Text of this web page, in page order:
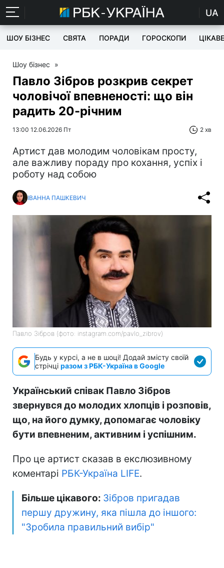
UA
ШОУ БІЗНЕС СВЯТА ПОРАДИ ГОРОСКОПИ ЦІКАВЕ
Шоу бізнес »
Павло Зібров розкрив секрет
чоловічої впевненості: що він
радить 20-річним
13:00 12.06.2026 Пт 2 хв
Артист дав молодим чоловікам просту,
але важливу пораду про кохання, успіх і
роботу над собою
ІВАННА ПАШКЕВИЧ
Павло Зібров (фото: instagram.com/pavlo_zibrov)
Будь у курсі, а не в шоці! Додай змісту своїй
стрічці разом з РБК-Україна в Google
Український співак Павло Зібров
звернувся до молодих хлопців і розповів,
що, на його думку, допомагає чоловіку
бути впевненим, активним і успішним.
Про це артист сказав в екслюзивному
коментарі РБК-Україна LIFE.
Більше цікавого: Зібров пригадав
першу дружину, яка пішла до іншого:
"Зробила правильний вибір"